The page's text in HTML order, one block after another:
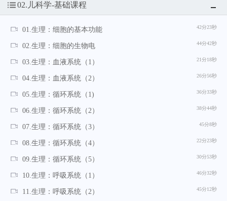
02.儿科学-基础课程
42分23秒
01.生理：细胞的基本功能
44分42秒
02.生理：细胞的生物电
21分18秒
03.生理：血液系统（1）
26分56秒
04.生理：血液系统（2）
36分33秒
05.生理：循环系统（1)
38分44秒
06.生理：循环系统（2）
45分8秒
07.生理：循环系统（3）
22分23秒
08.生理：循环系统（4）
30分53秒
09.生理：循环系统（5）
46分32秒
10.生理：呼吸系统（1）
45分12秒
11.生理：呼吸系统（2）